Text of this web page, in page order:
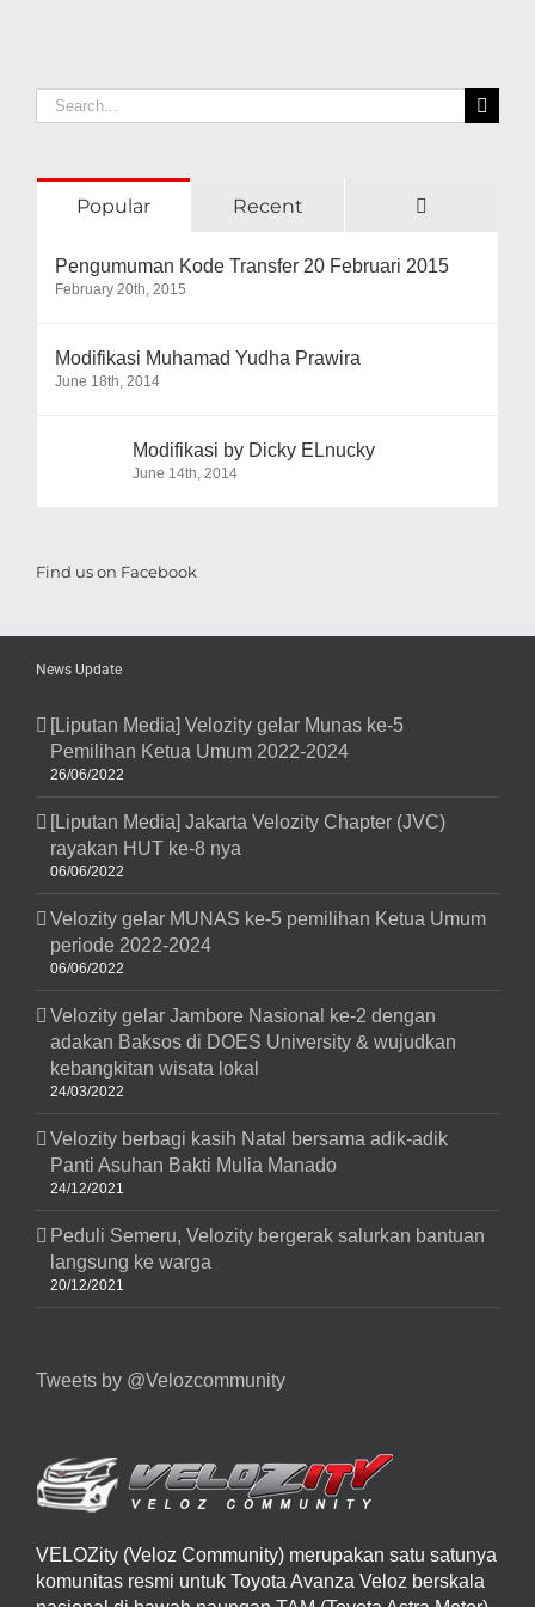
Search
for:
Popular Recent
Pengumuman Kode Transfer 20 Februari 2015
February 20th, 2015
Modifikasi Muhamad Yudha Prawira
June 18th, 2014
Modifikasi by Dicky ELnucky
June 14th, 2014
Find us on Facebook
News Update
[Liputan Media] Velozity gelar Munas ke-5
Pemilihan Ketua Umum 2022-2024
26/06/2022
[Liputan Media] Jakarta Velozity Chapter (JVC)
rayakan HUT ke-8 nya
06/06/2022
Velozity gelar MUNAS ke-5 pemilihan Ketua Umum
periode 2022-2024
06/06/2022
Velozity gelar Jambore Nasional ke-2 dengan
adakan Baksos di DOES University & wujudkan
kebangkitan wisata lokal
24/03/2022
Velozity berbagi kasih Natal bersama adik-adik
Panti Asuhan Bakti Mulia Manado
24/12/2021
Peduli Semeru, Velozity bergerak salurkan bantuan
langsung ke warga
20/12/2021
Tweets by @Velozcommunity
VELOZity (Veloz Community) merupakan satu satunya
komunitas resmi untuk Toyota Avanza Veloz berskala